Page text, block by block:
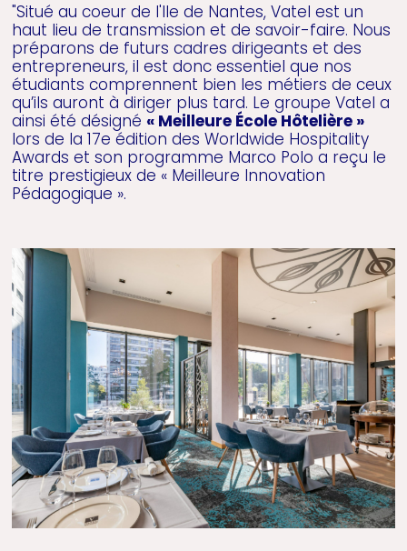
"Situé au coeur de l'Ile de Nantes, Vatel est un
haut lieu de transmission et de savoir-faire. Nous
préparons de futurs cadres dirigeants et des
entrepreneurs, il est donc essentiel que nos
étudiants comprennent bien les métiers de ceux
qu’ils auront à diriger plus tard. Le groupe Vatel a
ainsi été désigné « Meilleure École Hôtelière »
lors de la 17e édition des Worldwide Hospitality
Awards et son programme Marco Polo a reçu le
titre prestigieux de « Meilleure Innovation
Pédagogique ».